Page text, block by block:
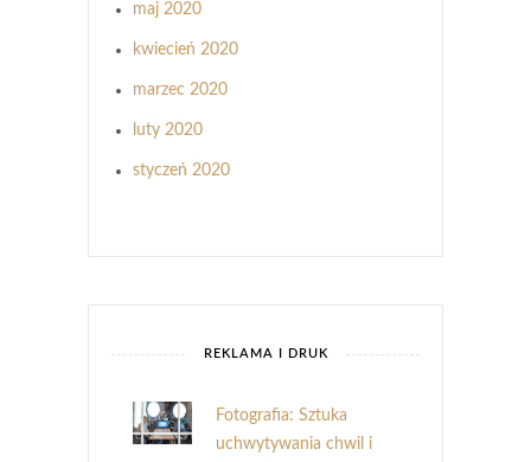
maj 2020
kwiecień 2020
marzec 2020
luty 2020
styczeń 2020
REKLAMA I DRUK
Fotografia: Sztuka
uchwytywania chwil i